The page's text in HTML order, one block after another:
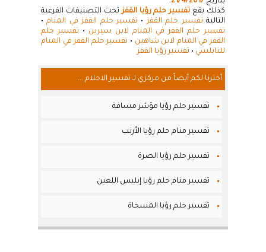
كذلك يقع تفسير حلم رؤيا القفزتحت التصنيفات الفرعية
التالية تفسير حلم القفز• تفسير حلم القفز في المنام•
تفسير حلم القفز في المنام لابن سيرين • تفسير حلم
القفز في المنام لابن شاهين • تفسير حلم القفز في المنام
للنابلسي • تفسير رؤيا القفز
أخترنا لكم أيضاً من مركزي لـ تفسير الاحلام ...
تفسير حلم رؤيا مؤشر مسافة
تفسير منام حلم رؤيا الأرنب
تفسير حلم رؤيا الصرة
تفسير منام حلم رؤيا إبليس اللعين
تفسير حلم رؤيا المسحاة